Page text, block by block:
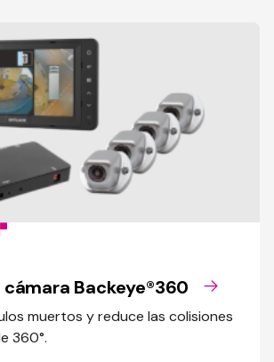
Backeye®360
muertos y reduce las colisiones
360°.